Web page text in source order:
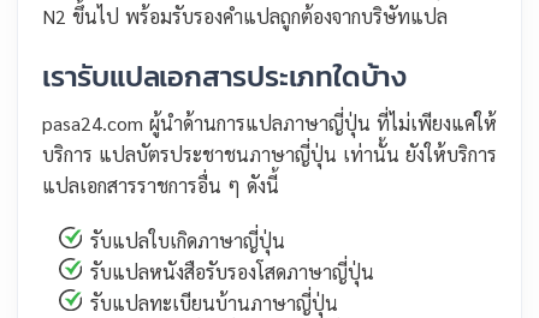
N2 ขึ้นไป พร้อมรับรองคำแปลถูกต้องจากบริษัทแปล
เรารับแปลเอกสารประเภทใดบ้าง
pasa24.com ผู้นำด้านการแปลภาษาญี่ปุ่น ที่ไม่เพียงแค่ให้
บริการ แปลบัตรประชาชนภาษาญี่ปุ่น เท่านั้น ยังให้บริการ
แปลเอกสารราชการอื่น ๆ ดังนี้
รับแปลใบเกิดภาษาญี่ปุ่น
รับแปลหนังสือรับรองโสดภาษาญี่ปุ่น
รับแปลทะเบียนบ้านภาษาญี่ปุ่น